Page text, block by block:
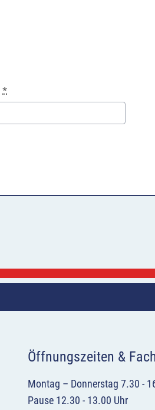
*
Öffnungszeiten &
Montag – Donnerstag 7.30 -
Pause 12.30 - 13.00 Uhr